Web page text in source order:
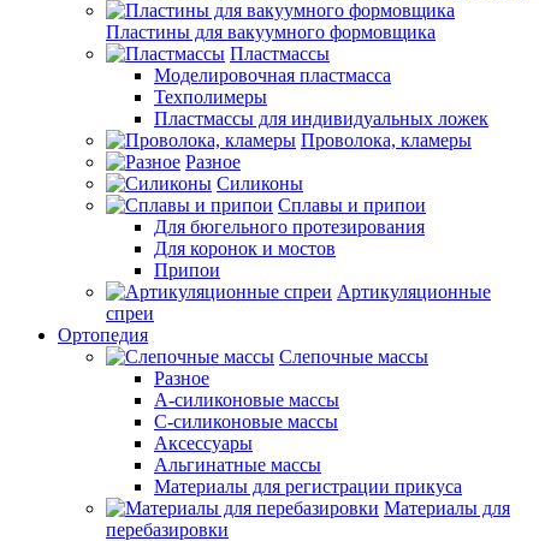
Пластины для вакуумного формовщика
Пластмассы
Моделировочная пластмасса
Техполимеры
Пластмассы для индивидуальных ложек
Проволока, кламеры
Разное
Силиконы
Сплавы и припои
Для бюгельного протезирования
Для коронок и мостов
Припои
Артикуляционные
спреи
Ортопедия
Слепочные массы
Разное
А-силиконовые массы
С-силиконовые массы
Аксессуары
Альгинатные массы
Материалы для регистрации прикуса
Материалы для
перебазировки